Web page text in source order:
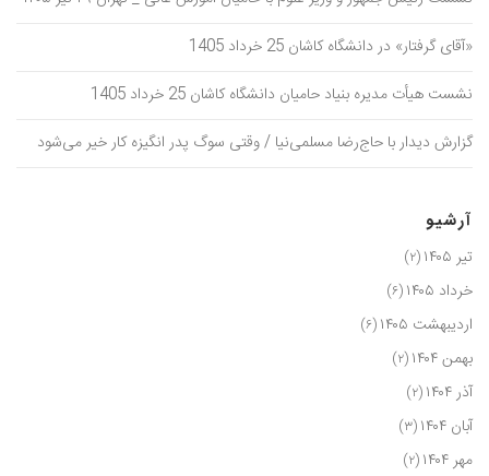
«آقای گرفتار» در دانشگاه کاشان 25 خرداد 1405
نشست هیأت مدیره بنیاد حامیان دانشگاه کاشان 25 خرداد 1405
گزارش دیدار با حاج‌رضا مسلمی‌نیا / وقتی سوگ پدر انگیزه کار خیر می‌شود
آرشیو
تیر ۱۴۰۵ (۲)
خرداد ۱۴۰۵ (۶)
اردیبهشت ۱۴۰۵ (۶)
بهمن ۱۴۰۴ (۲)
آذر ۱۴۰۴ (۲)
آبان ۱۴۰۴ (۳)
مهر ۱۴۰۴ (۲)